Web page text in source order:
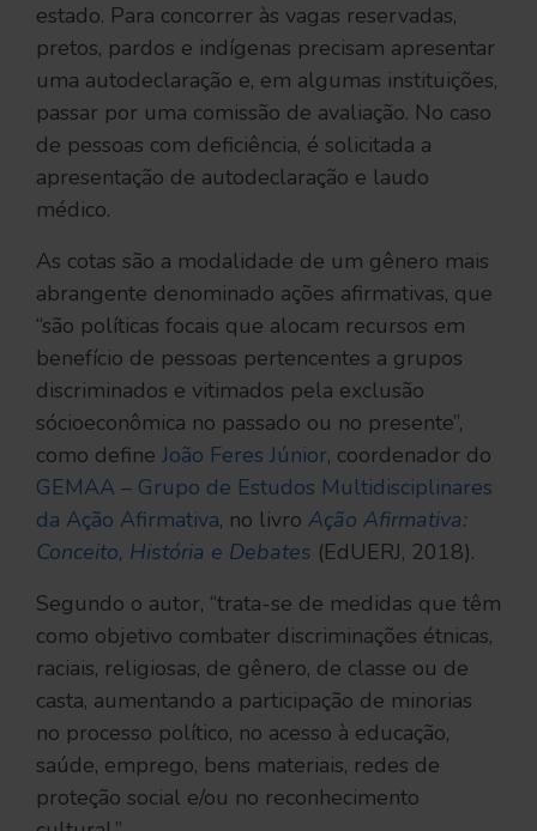
estado. Para concorrer às vagas reservadas,
pretos, pardos e indígenas precisam apresentar
uma autodeclaração e, em algumas instituições,
passar por uma comissão de avaliação. No caso
de pessoas com deficiência, é solicitada a
apresentação de autodeclaração e laudo
médico.
As cotas são a modalidade de um gênero mais
abrangente denominado ações afirmativas, que
“são políticas focais que alocam recursos em
benefício de pessoas pertencentes a grupos
discriminados e vitimados pela exclusão
sócioeconômica no passado ou no presente”,
como define João Feres Júnior, coordenador do
GEMAA – Grupo de Estudos Multidisciplinares
da Ação Afirmativa, no livro Ação Afirmativa:
Conceito, História e Debates (EdUERJ, 2018).
Segundo o autor, “trata-se de medidas que têm
como objetivo combater discriminações étnicas,
raciais, religiosas, de gênero, de classe ou de
casta, aumentando a participação de minorias
no processo político, no acesso à educação,
saúde, emprego, bens materiais, redes de
proteção social e/ou no reconhecimento